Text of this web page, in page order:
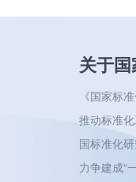
关于
《国家标
推动标准
国标准化
力争建成“